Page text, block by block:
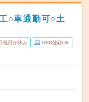
○車通勤可○土
祝日が休み WEB登録OK